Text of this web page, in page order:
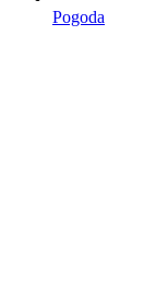
Pogoda